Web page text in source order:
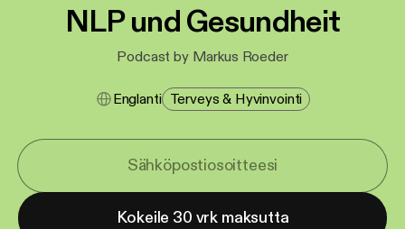
NLP und Gesundheit
Podcast by Markus Roeder
Englanti Terveys & Hyvinvointi
Kokeile 30 vrk maksutta